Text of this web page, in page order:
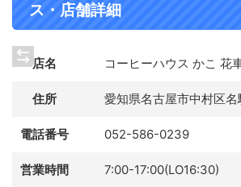
ス・店舗詳細
店名 コーヒーハウス かこ 花
住所 愛知県名古屋市中村区
電話番号 052-586-0239
営業時間 7:00-17:00(LO16:30)